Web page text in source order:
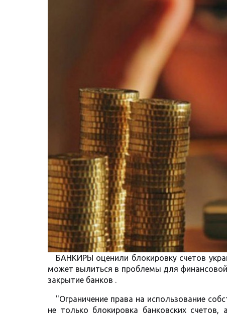
БАНКИРЫ оценили блокировку счетов
может вылиться в проблемы для финансовой
закрытие банков .
"Ограничение права на использование
не только блокировка банковских